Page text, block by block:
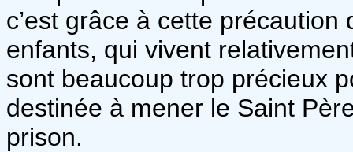
c’est grâce à cette
enfants, qui vivent
sont beaucoup trop précieux
destinée à mener le Saint
prison.